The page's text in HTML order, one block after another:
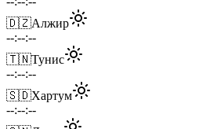
🇩🇿Алжир
--:--:--
🇹🇳Тунис
--:--:--
🇸🇩Хартум
--:--:--